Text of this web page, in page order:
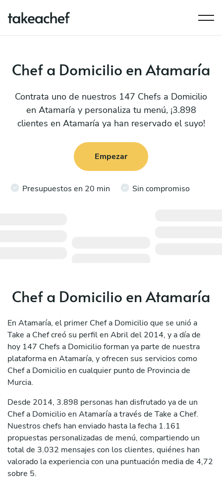
Chef a Domicilio en Atamaría
Contrata uno de nuestros 147 Chefs a Domicilio
en Atamaría y personaliza tu menú, ¡3.898
clientes en Atamaría ya han reservado el suyo!
Empezar
Presupuestos en 20 min Sin compromiso
Chef a Domicilio en Atamaría
En Atamaría, el primer Chef a Domicilio que se unió a
Take a Chef creó su perfil en Abril del 2014, y a día de
hoy 147 Chefs a Domicilio forman ya parte de nuestra
plataforma en Atamaría, y ofrecen sus servicios como
Chef a Domicilio en cualquier punto de Provincia de
Murcia.
Desde 2014, 3.898 personas han disfrutado ya de un
Chef a Domicilio en Atamaría a través de Take a Chef.
Nuestros chefs han enviado hasta la fecha 1.161
propuestas personalizadas de menú, compartiendo un
total de 3.032 mensajes con los clientes, quiénes han
valorado la experiencia con una puntuación media de 4,72
sobre 5.